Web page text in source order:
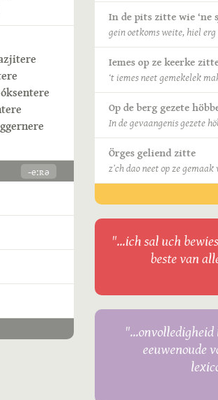
-eːʀə
In de pits zitte wie ‘ne
gein oetkoms weite, hiel
Iemes op ze keerke
‘t iemes neet gemekelek
Op de berg gezete
In de gevaangenis gezete
Örges geliend zitte
z’ch dao neet op ze gemaak
"...ich sal uch
beste van
eeuwenoude